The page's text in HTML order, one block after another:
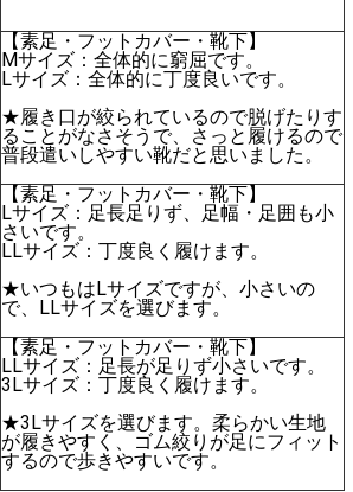
【素足・フットカバー・靴下】
Mサイズ：全体的に窮屈です。
Lサイズ：全体的に丁度良いです。
★履き口が絞られているので脱げたりす
ることがなさそうで、さっと履けるので
普段遣いしやすい靴だと思いました。
【素足・フットカバー・靴下】
Lサイズ：足長足りず、足幅・足囲も小
さいです。
LLサイズ：丁度良く履けます。
★いつもはLサイズですが、小さいの
で、LLサイズを選びます。
【素足・フットカバー・靴下】
LLサイズ：足長が足りず小さいです。
3Lサイズ：丁度良く履けます。
★3Lサイズを選びます。柔らかい生地
が履きやすく、ゴム絞りが足にフィット
するので歩きやすいです。